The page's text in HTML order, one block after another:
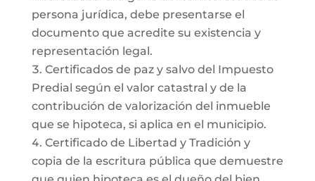
persona jurídica, debe presentarse el
documento que acredite su existencia y
representación legal.
Certificados de paz y salvo del Impuesto
Predial según el valor catastral y de la
contribución de valorización del inmueble
que se hipoteca, si aplica en el municipio.
Certificado de Libertad y Tradición y
copia de la escritura pública que demuestre